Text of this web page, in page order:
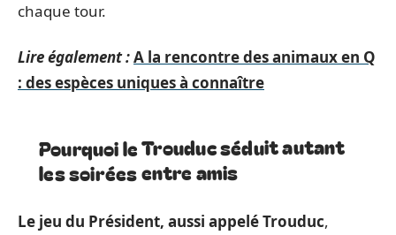
chaque tour.
Lire également :A la rencontre des animaux en Q
: des espèces uniques à connaître
Pourquoi le Trouduc séduit autant
les soirées entre amis
Le jeu du Président, aussi appelé Trouduc,